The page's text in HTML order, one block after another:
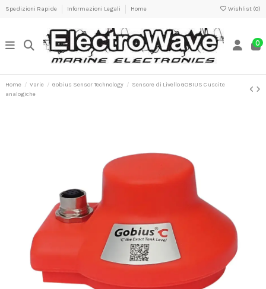
Spedizioni Rapide Informazioni Legali Home Wishlist (0)
0
Home Varie Gobius Sensor Technology
Sensore di Livello GOBIUS C uscite
analogiche